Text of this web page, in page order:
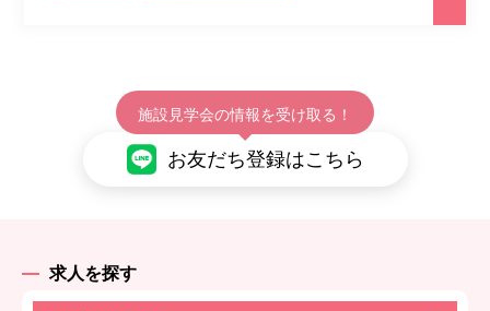
施設見学会の情報を受け取る！
お友だち登録はこちら
求人を探す